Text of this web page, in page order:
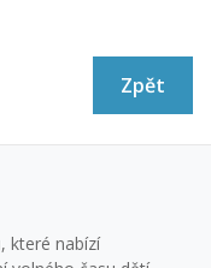
Zpět
které nabízí